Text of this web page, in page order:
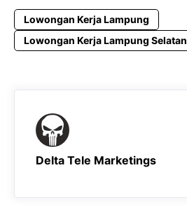
Lowongan Kerja Lampung
Lowongan Kerja Lampung Selatan
Delta Tele Marketings